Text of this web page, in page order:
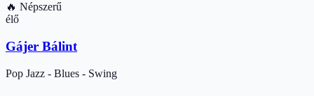
🔥 Népszerű
élő
Gájer Bálint
Pop Jazz - Blues - Swing